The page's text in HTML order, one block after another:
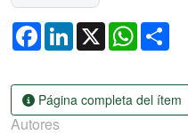
FacebookLinkedIn
X WhatsApp
Página completa del ítem
Autores